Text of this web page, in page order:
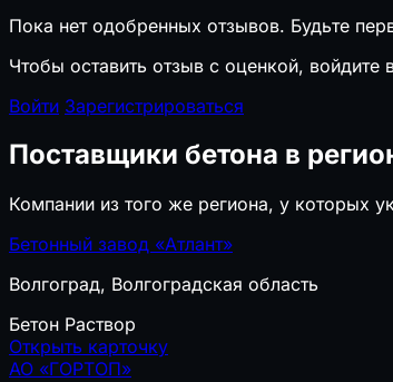
Пока нет одобренных отзывов. Будьте
Чтобы оставить отзыв с оценкой, войдите
Войти Зарегистрироваться
Поставщики бетона в
Компании из того же региона, у которых
Бетонный завод «Атлант»
Волгоград, Волгоградская область
Бетон Раствор
Открыть карточку
АО «ГОРТОП»